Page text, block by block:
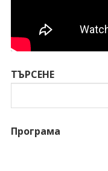
ТЪРСЕНЕ
Програма